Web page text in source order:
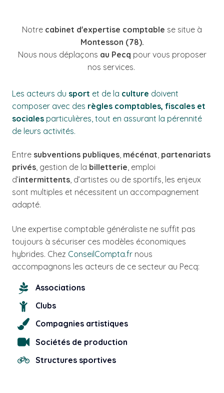
Notre cabinet d'expertise comptable se situe à
Montesson (78).
Nous nous déplaçons au Pecq pour vous proposer
nos services.
Les acteurs du sport et de la culture doivent
composer avec des règles comptables, fiscales et
sociales particulières, tout en assurant la pérennité
de leurs activités.
Entre subventions publiques, mécénat, partenariats
privés, gestion de la billetterie, emploi
d’intermittents, d’artistes ou de sportifs, les enjeux
sont multiples et nécessitent un accompagnement
adapté.
Une expertise comptable généraliste ne suffit pas
toujours à sécuriser ces modèles économiques
hybrides. Chez ConseilCompta.fr nous
accompagnons les acteurs de ce secteur au Pecq:
Associations
Clubs
Compagnies artistiques
Sociétés de production
Structures sportives